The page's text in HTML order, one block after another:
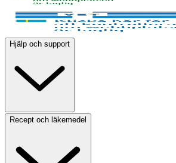
Hjälp och support
Recept och läkemedel